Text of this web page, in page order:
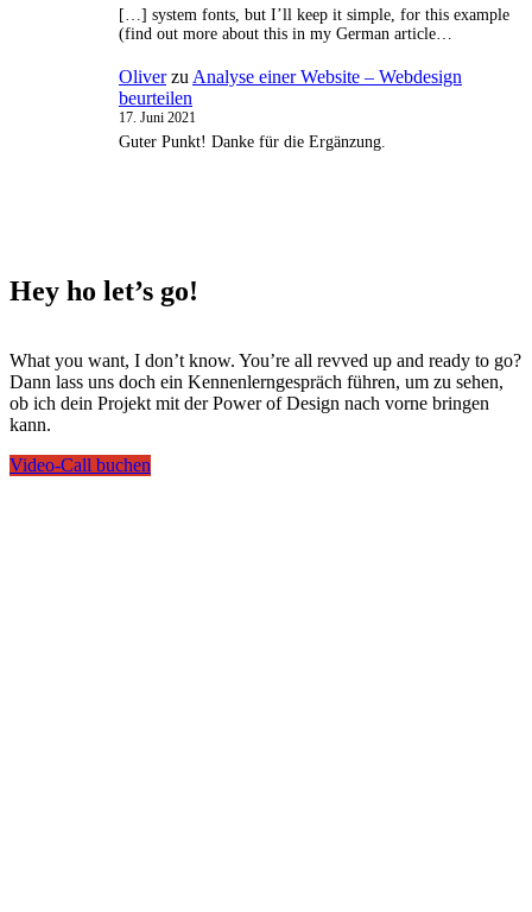
[…] system fonts, but I’ll keep it simple, for this example
(find out more about this in my German article…
Oliverzu Analyse einer Website – Webdesign
beurteilen
17. Juni 2021
Guter Punkt! Danke für die Ergänzung.
Hey ho let’s go!
What you want, I don’t know. You’re all revved up and ready to go?
Dann lass uns doch ein Kennenlerngespräch führen, um zu sehen,
ob ich dein Projekt mit der Power of Design nach vorne bringen
kann.
Video-Call buchen